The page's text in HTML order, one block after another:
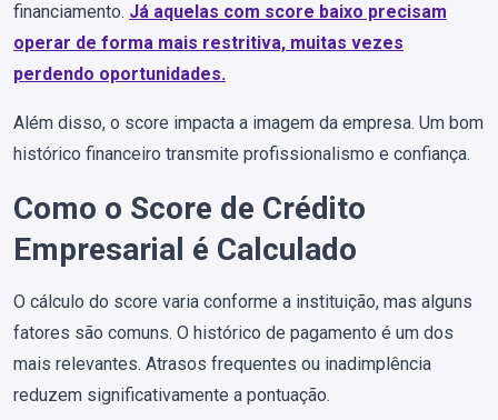
financiamento. Já aquelas com score baixo precisam
operar de forma mais restritiva, muitas vezes
perdendo oportunidades.
Além disso, o score impacta a imagem da empresa. Um bom
histórico financeiro transmite profissionalismo e confiança.
Como o Score de Crédito
Empresarial é Calculado
O cálculo do score varia conforme a instituição, mas alguns
fatores são comuns. O histórico de pagamento é um dos
mais relevantes. Atrasos frequentes ou inadimplência
reduzem significativamente a pontuação.